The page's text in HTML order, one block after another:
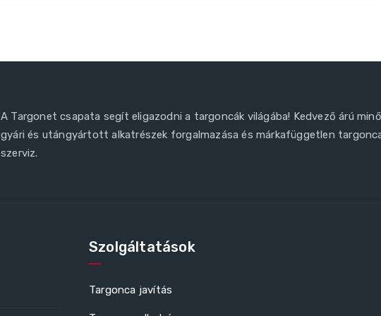
A Targonet csapata segít eligazodni a targoncák világába! Kedvező árú
gyári és utángyártott alkatrészek forgalmazása és márkafüggetlen
szerviz.
Szolgáltatások
Targonca javítás